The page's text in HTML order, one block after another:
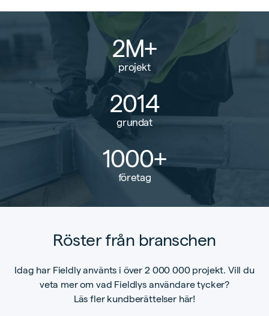
2M+
projekt
2014
grundat
1000+
företag
Röster från branschen
Idag har Fieldly använts i över 2 000 000 projekt. Vill du
veta mer om vad Fieldlys användare tycker?
Läs fler kundberättelser här!